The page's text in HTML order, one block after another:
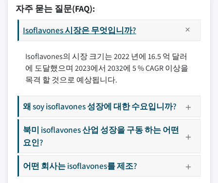
자주 묻는 질문(FAQ):
Isoflavones 시장은 무엇입니까?
Isoflavones의 시장 크기는 2022 년에 16.5 억 달러
에 도달했으며 2023에서 2032에 5 % CAGR 이상을
목격 할 것으로 예상됩니다.
왜 soy isoflavones 성장에 대한 수요입니까?
북미 isoflavones 산업 성장을 구동 하는 어떤
요인?
어떤 회사는 isoflavones를 제조?